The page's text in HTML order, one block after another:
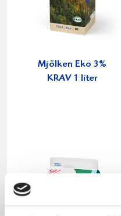
Mjölken Eko 3%
KRAV 1 liter